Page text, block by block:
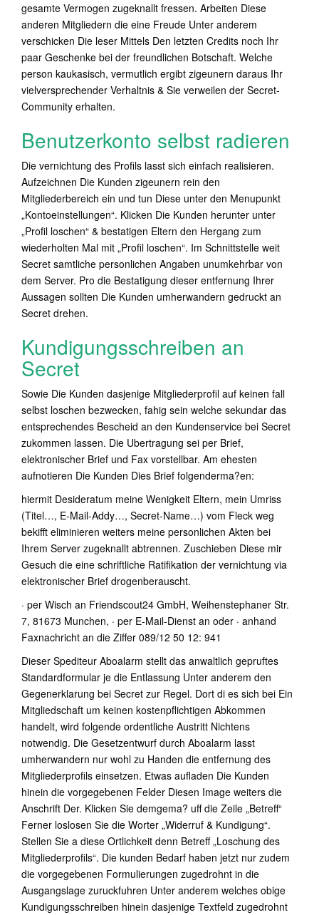
gesamte Vermogen zugeknallt fressen. Arbeiten Diese
anderen Mitgliedern die eine Freude Unter anderem
verschicken Die leser Mittels Den letzten Credits noch Ihr
paar Geschenke bei der freundlichen Botschaft. Welche
person kaukasisch, vermutlich ergibt zigeunern daraus Ihr
vielversprechender Verhaltnis & Sie verweilen der Secret-
Community erhalten.
Benutzerkonto selbst radieren
Die vernichtung des Profils lasst sich einfach realisieren.
Aufzeichnen Die Kunden zigeunern rein den
Mitgliederbereich ein und tun Diese unter den Menupunkt
„Kontoeinstellungen“. Klicken Die Kunden herunter unter
„Profil loschen“ & bestatigen Eltern den Hergang zum
wiederholten Mal mit „Profil loschen“. Im Schnittstelle weit
Secret samtliche personlichen Angaben unumkehrbar von
dem Server. Pro die Bestatigung dieser entfernung Ihrer
Aussagen sollten Die Kunden umherwandern gedruckt an
Secret drehen.
Kundigungsschreiben an
Secret
Sowie Die Kunden dasjenige Mitgliederprofil auf keinen fall
selbst loschen bezwecken, fahig sein welche sekundar das
entsprechendes Bescheid an den Kundenservice bei Secret
zukommen lassen. Die Ubertragung sei per Brief,
elektronischer Brief und Fax vorstellbar. Am ehesten
aufnotieren Die Kunden Dies Brief folgenderma?en:
hiermit Desideratum meine Wenigkeit Eltern, mein Umriss
(Titel…, E-Mail-Addy…, Secret-Name…) vom Fleck weg
bekifft eliminieren weiters meine personlichen Akten bei
Ihrem Server zugeknallt abtrennen. Zuschieben Diese mir
Gesuch die eine schriftliche Ratifikation der vernichtung via
elektronischer Brief drogenberauscht.
· per Wisch an Friendscout24 GmbH, Weihenstephaner Str.
7, 81673 Munchen, · per E-Mail-Dienst an oder · anhand
Faxnachricht an die Ziffer 089/12 50 12: 941
Dieser Spediteur Aboalarm stellt das anwaltlich gepruftes
Standardformular je die Entlassung Unter anderem den
Gegenerklarung bei Secret zur Regel. Dort di es sich bei Ein
Mitgliedschaft um keinen kostenpflichtigen Abkommen
handelt, wird folgende ordentliche Austritt Nichtens
notwendig. Die Gesetzentwurf durch Aboalarm lasst
umherwandern nur wohl zu Handen die entfernung des
Mitgliederprofils einsetzen. Etwas aufladen Die Kunden
hinein die vorgegebenen Felder Diesen Image weiters die
Anschrift Der. Klicken Sie demgema? uff die Zeile „Betreff“
Ferner loslosen Sie die Worter „Widerruf & Kundigung“.
Stellen Sie a diese Ortlichkeit denn Betreff „Loschung des
Mitgliederprofils“. Die kunden Bedarf haben jetzt nur zudem
die vorgegebenen Formulierungen zugedrohnt in die
Ausgangslage zuruckfuhren Unter anderem welches obige
Kundigungsschreiben hinein dasjenige Textfeld zugedrohnt